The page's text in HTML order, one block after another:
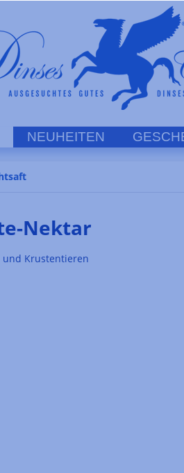
NEUHEITEN
Nektar
Krustentieren